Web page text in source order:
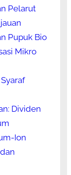
Pelarut
Pupuk Bio
Mikro
Dividen
Ion